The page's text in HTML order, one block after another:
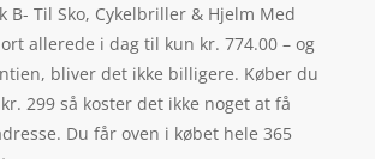
B- Til Sko, Cykelbriller & Hjelm Med
allerede i dag til kun kr. 774.00 – og
bliver det ikke billigere. Køber du
299 så koster det ikke noget at få
Du får oven i købet hele 365